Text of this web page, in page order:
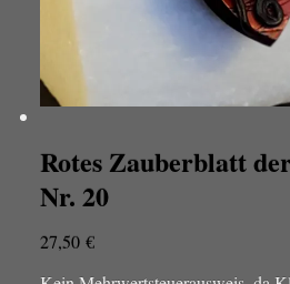
Rotes Zauberblatt
Nr. 20
27,50 €